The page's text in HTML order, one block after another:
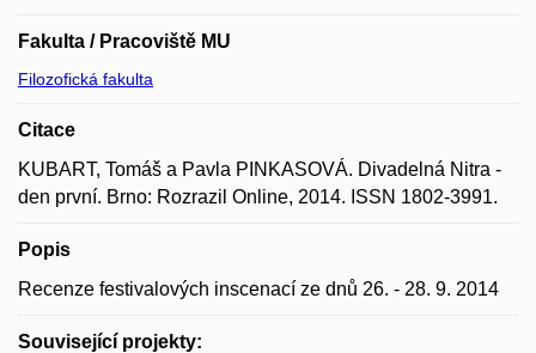
Fakulta / Pracoviště MU
Filozofická fakulta
Citace
KUBART, Tomáš a Pavla PINKASOVÁ. Divadelná Nitra -
den první. Brno: Rozrazil Online, 2014. ISSN 1802-3991.
Popis
Recenze festivalových inscenací ze dnů 26. - 28. 9. 2014
Související projekty: